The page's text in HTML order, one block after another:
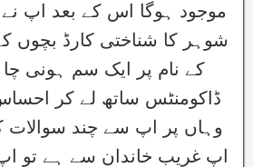
موجود ہوگا اس کے بعد اپ نے
شوہر کا شناختی کارڈ بچوں
کے نام پر ایک سم ہونی
ڈاکومنٹس ساتھ لے کر احساس
وہاں پر اپ سے چند سوالات
اپ غریب خاندان سے ہے تو